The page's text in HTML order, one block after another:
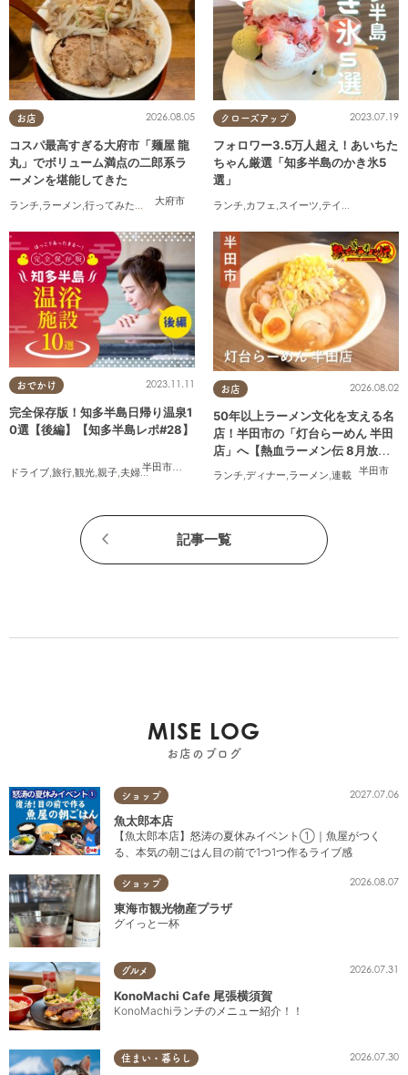
お店
大府市
2026.08.05
コスパ最高すぎる大府市「麺屋 龍
丸」でボリューム満点の二郎系ラ
ーメンを堪能してきた
ランチ,ラーメン,行ってみたレポ ,おひとりさま,コスパ抜群
クローズアップ 2023.07.19
フォロワー3.5万人超え！あいちた
ちゃん厳選「知多半島のかき氷5
選」
ランチ,カフェ,スイーツ,テイクアウト
おでかけ
半田市
,常滑市
2023.11.11
完全保存版！知多半島日帰り温泉1
0選【後編】【知多半島レポ#28】
ドライブ,旅行,観光,親子,夫婦,家族,知多半島レポ
お店
半田市
2026.08.02
50年以上ラーメン文化を支える名
店！半田市の「灯台らーめん 半田
店」へ【熱血ラーメン伝 8月放
ランチ,ディナー,ラーメン,連載
記事一覧
MISE LOG
お店のブログ
ショップ 2027.07.06
魚太郎本店
【魚太郎本店】怒涛の夏休みイベント①｜魚屋がつく
る、本気の朝ごはん目の前で1つ1つ作るライブ感
ショップ 2026.08.07
東海市観光物産プラザ
グイっと一杯
グルメ 2026.07.31
KonoMachi Cafe 尾張横須賀
KonoMachiランチのメニュー紹介！！
住まい・暮らし 2026.07.30